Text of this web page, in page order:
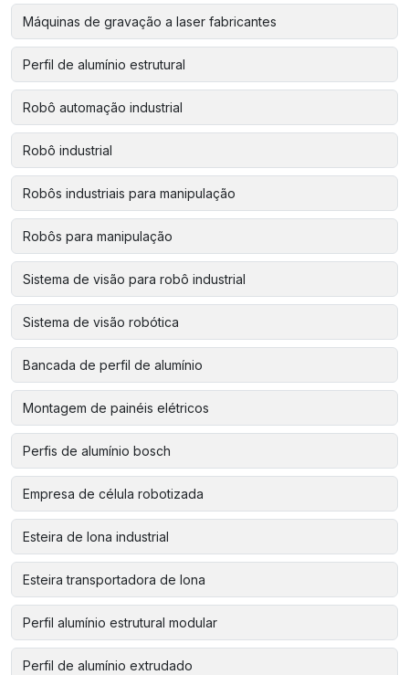
Máquinas de gravação a laser fabricantes
Perfil de alumínio estrutural
Robô automação industrial
Robô industrial
Robôs industriais para manipulação
Robôs para manipulação
Sistema de visão para robô industrial
Sistema de visão robótica
Bancada de perfil de alumínio
Montagem de painéis elétricos
Perfis de alumínio bosch
Empresa de célula robotizada
Esteira de lona industrial
Esteira transportadora de lona
Perfil alumínio estrutural modular
Perfil de alumínio extrudado